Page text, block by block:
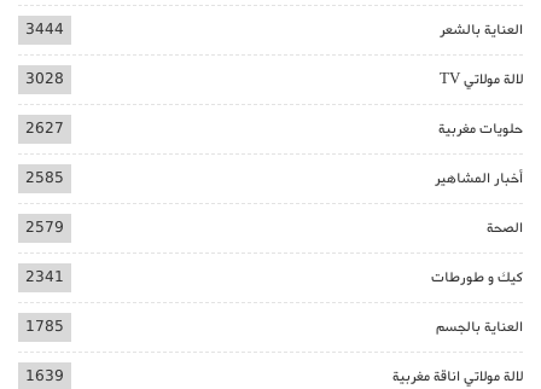
العناية بالشعر 3444
لالة مولاتي TV 3028
حلويات مغربية 2627
أخبار المشاهير 2585
الصحة 2579
كيك و طورطات 2341
العناية بالجسم 1785
لالة مولاتي اناقة مغربية 1639